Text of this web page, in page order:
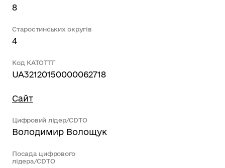
8
Старостинських округів
4
Код КАТОТТГ
UA32120150000062718
Сайт
Цифровий лідер/CDTO
Володимир Волощук
Посада цифрового
лідера/CDTO